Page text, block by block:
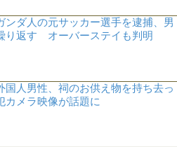
ンダ人の元サッカー選手を逮捕、男
り返す オーバーステイも判明
国人男性、祠のお供え物を持ち去っ
メラ映像が話題に